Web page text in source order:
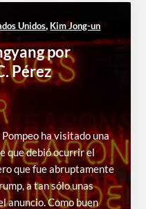
Unidos, Kim Jong-un
por
Pérez
ha visitado una
que debió ocurrir el
que fue abruptamente
a tan sólo unas
anuncio. Como buen